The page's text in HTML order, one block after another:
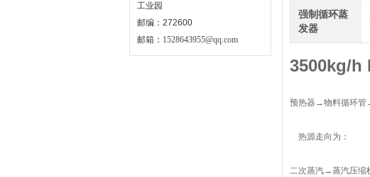
工业园
邮编：272600
邮箱： 1528643955@qq.com
强制循环蒸
发器
3500kg/h
预热器→物料循环
热源走向为：
二次蒸汽→蒸汽压